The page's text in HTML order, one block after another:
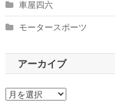
車屋四六
モータースポーツ
アーカイブ
ア